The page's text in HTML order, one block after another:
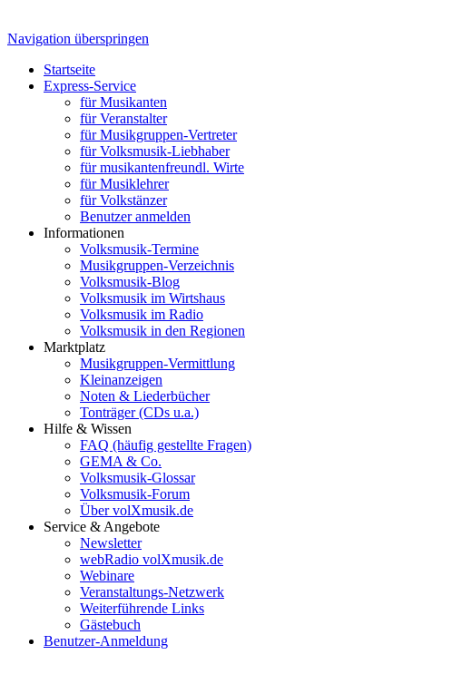
Navigation überspringen
Startseite
Express-Service
für Musikanten
für Veranstalter
für Musikgruppen-Vertreter
für Volksmusik-Liebhaber
für musikantenfreundl. Wirte
für Musiklehrer
für Volkstänzer
Benutzer anmelden
Informationen
Volksmusik-Termine
Musikgruppen-Verzeichnis
Volksmusik-Blog
Volksmusik im Wirtshaus
Volksmusik im Radio
Volksmusik in den Regionen
Marktplatz
Musikgruppen-Vermittlung
Kleinanzeigen
Noten & Liederbücher
Tonträger (CDs u.a.)
Hilfe & Wissen
FAQ (häufig gestellte Fragen)
GEMA & Co.
Volksmusik-Glossar
Volksmusik-Forum
Über volXmusik.de
Service & Angebote
Newsletter
webRadio volXmusik.de
Webinare
Veranstaltungs-Netzwerk
Weiterführende Links
Gästebuch
Benutzer-Anmeldung